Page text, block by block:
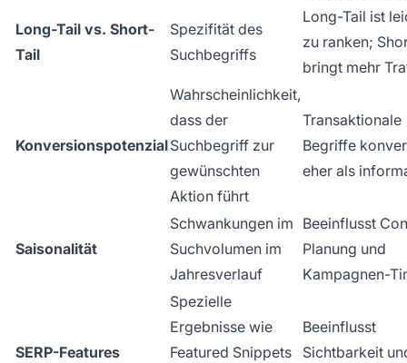
Long-Tail vs. Short-
Tail
Spezifität des
Suchbegriffs
Long-Tail ist
zu ranken;
bringt mehr
Konversionspotenzial
Wahrscheinlichkeit,
dass der
Suchbegriff zur
gewünschten
Aktion führt
Transaktionale
Begriffe
eher als
Saisonalität
Schwankungen im
Suchvolumen im
Jahresverlauf
Beeinflusst
Planung und
Kampagnen-
SERP-Features
Spezielle
Ergebnisse wie
Featured Snippets
Beeinflusst
Sichtbarkeit